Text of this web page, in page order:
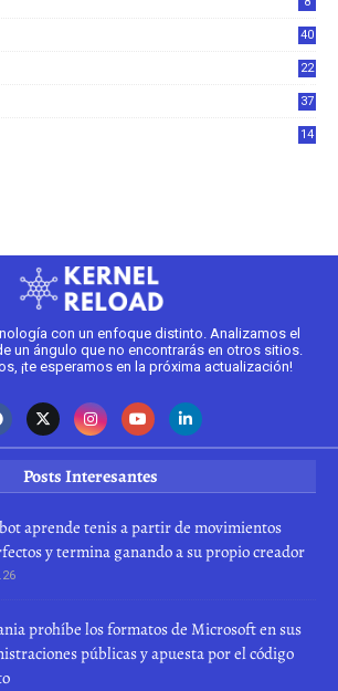
40
22
37
14
con un enfoque distinto. Analizamos el
un ángulo que no encontrarás en otros sitios.
¡te esperamos en la próxima actualización!
Posts Interesantes
aprende tenis a partir de movimientos
y termina ganando a su propio creador
prohíbe los formatos de Microsoft en sus
públicas y apuesta por el código